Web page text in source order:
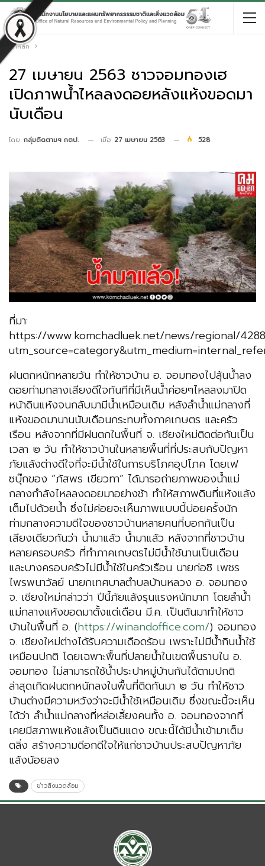
หน้าหลัก
27 เมษายน 2563 ชาวจอมทองเฮ
เปิดภาพน้ำไหลลงดอยหลังแห้งขอดมา
นับเดือน
โดย กลุ่มติดตามฯ กตป. เมื่อ 27 เมษายน 2563 528
ที่มา:
https://www.komchadluek.net/news/regional/
ฝนตกหนักหลายวัน ทำให้ชาวบ้าน อ. จอมทองไปลุ้นน้ำลง
ดอยท่ามกลางเสียงดีใจทันทีที่มีเห็นน้ำค่อยๆไหลลงมาปิด
หน้าดินแห้งจนกลับมามีน้ำเหมือนเดิม หลังลำน้ำแม่กลางที่
แห้งขอดมานานนับเดือนกระทบทั้งภาคเกษตร และครัว
เรือน หลังจากที่มีฝนตกในพื้นที่ จ. เชียงใหม่ติดต่อกันเป็น
เวลา ๒ วัน ทำให้ชาวบ้านในหลายพื้นที่ที่ประสบกับปัญหา
ภัยแล้งต่างดีใจที่จะมีน้ำใช้ในการบริโภคอุปโภค โดยเฟ
ซบุ๊กของ “ภัสพร เขียวทา” ได้มารอถ่ายภาพของน้ำแม่
กลางกำลังไหลลงดอยมาอย่างช้า ทำให้สภาพดินที่แห้งแล้ง
เต็มไปด้วยน้ำ ซึ่งไม่ค่อยจะเห็นภาพแบบนี้บ่อยครั้งนัก
ท่ามกลางความดีใจของชาวบ้านหลายคนที่บอกกันเป็น
เสียงเดียวกันว่า น้ำมาแล้ว น้ำมาแล้ว หลังจากที่ชาวบ้าน
หลายครอบครัว ที่ทำภาคเกษตรไม่มีน้ำใช้นานเป็นเดือน
และบางครอบครัวไม่มีน้ำใช้ในครัวเรือน นายก่อชิ เพชร
ไพรพนาวัลย์ นายกเทศบาลตำบลบ้านหลวง อ. จอมทอง
จ. เชียงใหม่กล่าวว่า ปีนี้ภัยแล้งรุนแรงหนักมาก โดยลำน้ำ
แม่กลางแห้งขอดมาตั้งแต่เดือน มี.ค. เป็นต้นมาทำให้ชาว
บ้านในพื้นที่ อ. (https://winandoffice.com/) จอมทอง
จ. เชียงใหม่ต่างได้รับความเดือดร้อน เพราะไม่มีน้ำกินน้ำใช้
เหมือนปกติ โดยเฉพาะพื้นที่ปลายน้ำในเขตพื้นราบใน อ.
จอมทอง ไม่สามารถใช้น้ำประปาหมู่บ้านกันได้ตามปกติ
ล่าสุดเกิดฝนตกหนักลงในพื้นที่ติดกันมา ๒ วัน ทำให้ชาว
บ้านต่างมีความหวังว่าจะมีน้ำใช้เหมือนเดิม ซึ่งขณะนี้จะเห็น
ได้ว่า ลำน้ำแม่กลางที่หล่อเลี้ยงคนทั้ง อ. จอมทองจากที่
เคยมีสภาพแห้งแล้งเป็นดินแดง ขณะนี้ได้มีน้ำเข้ามาเต็ม
ตลิ่ง สร้างความดีอกดีใจให้แก่ชาวบ้านประสบปัญหาภัย
แล้งน้อยลง
ข่าวสิ่งแวดล้อม